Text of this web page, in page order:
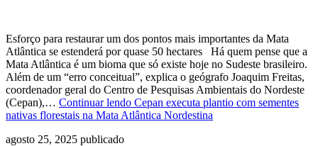
Esforço para restaurar um dos pontos mais importantes da Mata
Atlântica se estenderá por quase 50 hectares Há quem pense que a
Mata Atlântica é um bioma que só existe hoje no Sudeste brasileiro.
Além de um “erro conceitual”, explica o geógrafo Joaquim Freitas,
coordenador geral do Centro de Pesquisas Ambientais do Nordeste
(Cepan),… Continuar lendo Cepan executa plantio com sementes
nativas florestais na Mata Atlântica Nordestina
agosto 25, 2025 publicado